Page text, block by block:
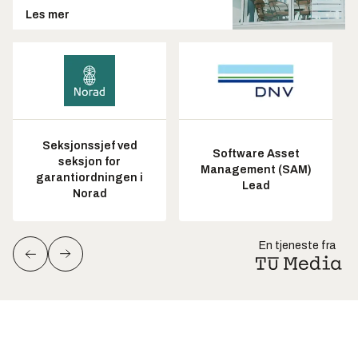
Les mer
Seksjonssjef ved
seksjon for
garantiordningen i
Norad
Software Asset
Management (SAM)
Lead
En tjeneste fra